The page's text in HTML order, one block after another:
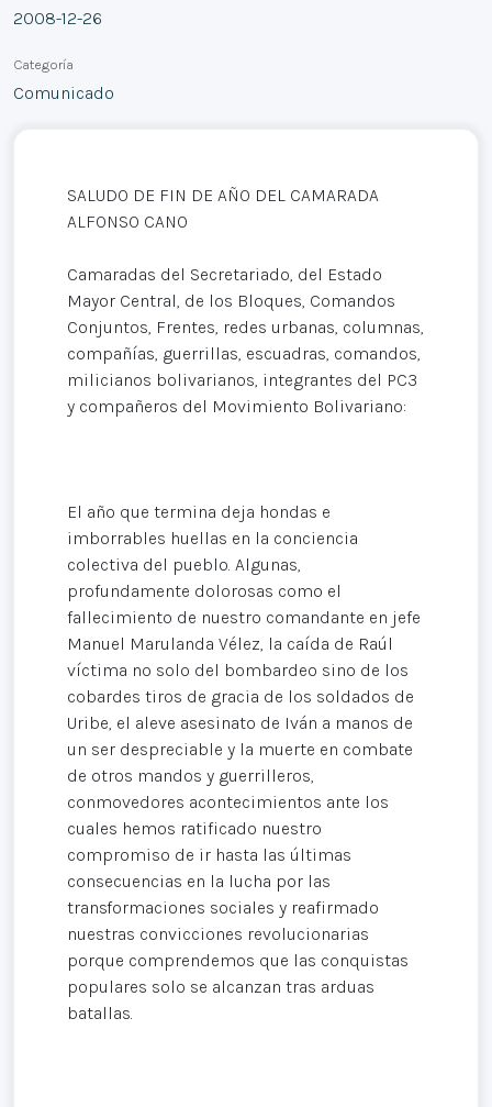
2008-12-26
Categoría
Comunicado
SALUDO DE FIN DE AÑO DEL CAMARADA
ALFONSO CANO
Camaradas del Secretariado, del Estado
Mayor Central, de los Bloques, Comandos
Conjuntos, Frentes, redes urbanas, columnas,
compañías, guerrillas, escuadras, comandos,
milicianos bolivarianos, integrantes del PC3
y compañeros del Movimiento Bolivariano:
El año que termina deja hondas e
imborrables huellas en la conciencia
colectiva del pueblo. Algunas,
profundamente dolorosas como el
fallecimiento de nuestro comandante en jefe
Manuel Marulanda Vélez, la caída de Raúl
víctima no solo del bombardeo sino de los
cobardes tiros de gracia de los soldados de
Uribe, el aleve asesinato de Iván a manos de
un ser despreciable y la muerte en combate
de otros mandos y guerrilleros,
conmovedores acontecimientos ante los
cuales hemos ratificado nuestro
compromiso de ir hasta las últimas
consecuencias en la lucha por las
transformaciones sociales y reafirmado
nuestras convicciones revolucionarias
porque comprendemos que las conquistas
populares solo se alcanzan tras arduas
batallas.